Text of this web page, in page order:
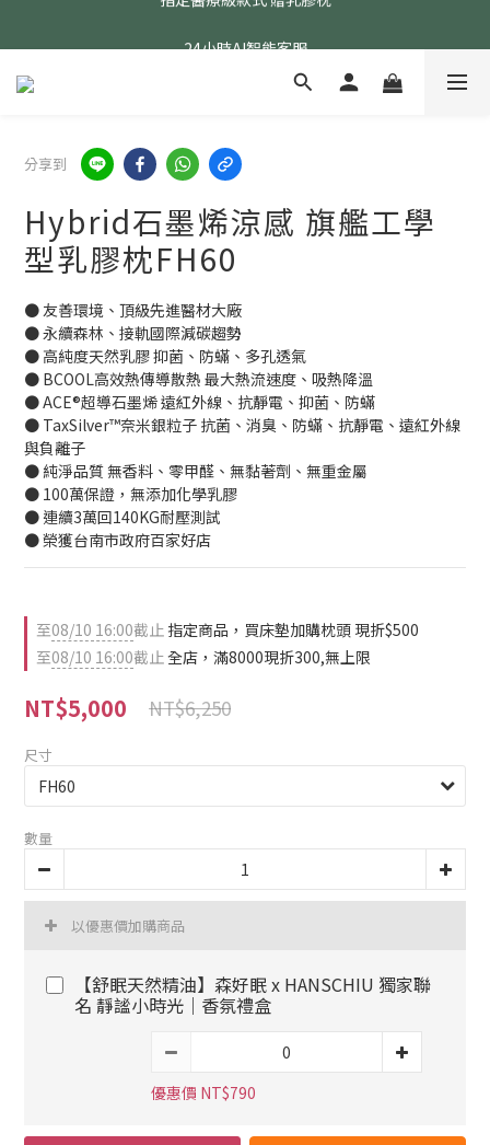
指定醫療級款式 贈乳膠枕
分享到
Hybrid石墨烯涼感 旗艦工學
型乳膠枕FH60
● 友善環境、頂級先進醫材大廠
● 永續森林、接軌國際減碳趨勢
● 高純度天然乳膠 抑菌、防蟎、多孔透氣
● BCOOL高效熱傳導散熱 最大熱流速度、吸熱降溫
● ACE®超導石墨烯 遠紅外線、抗靜電、抑菌、防蟎
● TaxSilver™奈米銀粒子 抗菌、消臭、防蟎、抗靜電、遠紅外線
與負離子
● 純淨品質 無香料、零甲醛、無黏著劑、無重金屬
● 100萬保證，無添加化學乳膠
● 連續3萬回140KG耐壓測試
● 榮獲台南市政府百家好店
至08/10 16:00截止 指定商品，買床墊加購枕頭 現折$500
至08/10 16:00截止全店，滿8000現折300,無上限
NT$5,000 NT$6,250
尺寸
數量
以優惠價加購商品
【舒眠天然精油】森好眠 x HANSCHIU 獨家聯
名 靜謐小時光｜香氛禮盒
優惠價 NT$790